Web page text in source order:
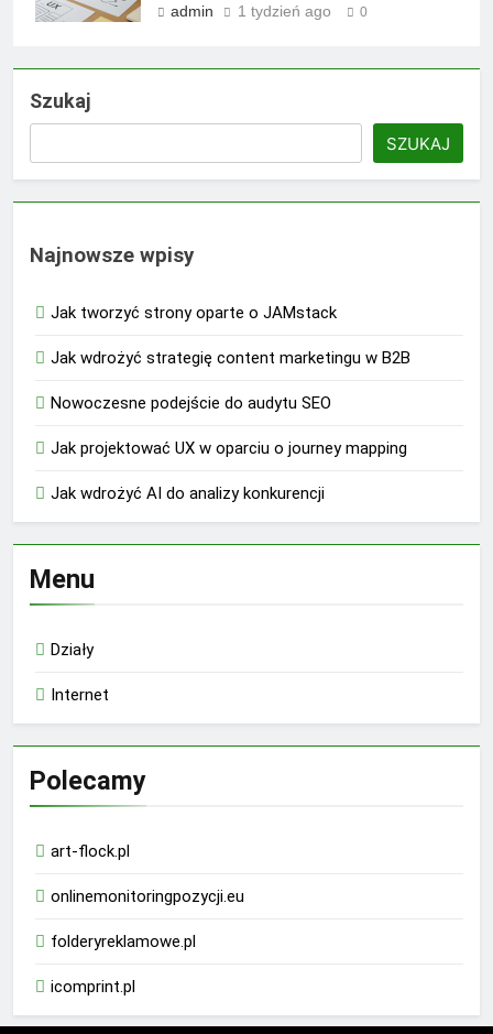
admin 1 tydzień ago 0
Szukaj
SZUKAJ
Najnowsze wpisy
Jak tworzyć strony oparte o JAMstack
Jak wdrożyć strategię content marketingu w B2B
Nowoczesne podejście do audytu SEO
Jak projektować UX w oparciu o journey mapping
Jak wdrożyć AI do analizy konkurencji
Menu
Działy
Internet
Polecamy
art-flock.pl
onlinemonitoringpozycji.eu
folderyreklamowe.pl
icomprint.pl